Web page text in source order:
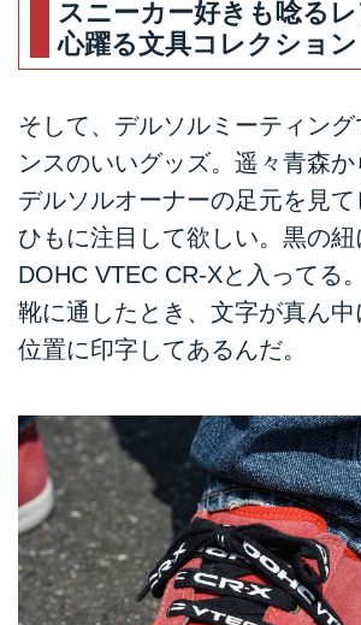
スニーカー好きも唸る
心躍る文具コレクション
そして、 デルソルミーティング
ンスのいいグッズ。遥々青森
デルソルオーナーの足元を見
ひもに注目して欲しい。黒の
DOHC VTEC CR-Xと入ってる
靴に通したとき、文字が真ん
位置に印字してあるんだ。